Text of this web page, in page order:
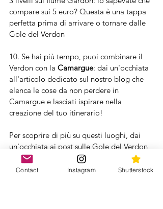
compare sui 5 euro? Questa è una tappa
perfetta prima di arrivare o tornare dalle
Gole del Verdon
10. Se hai più tempo, puoi combinare il
Verdon con la Camargue: dai un'occhiata
all'articolo dedicato sul nostro blog che
elenca le cose da non perdere in
Camargue e lasciati ispirare nella
creazione del tuo itinerario!
Per scoprire di più su questi luoghi, dai
un'occhiata ai post sulle Gole del Verdon
dell'Aprile  2018 sulla nostra pagina
Instagram
@2intour
Contact Instagram Shutterstock